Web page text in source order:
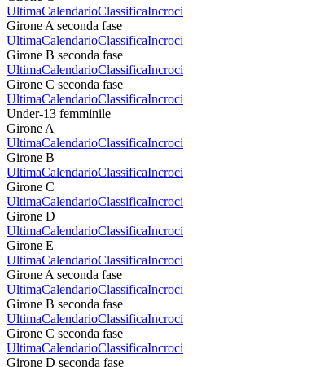
UltimaCalendarioClassificaIncroci
Girone A seconda fase
UltimaCalendarioClassificaIncroci
Girone B seconda fase
UltimaCalendarioClassificaIncroci
Girone C seconda fase
UltimaCalendarioClassificaIncroci
Under-13 femminile
Girone A
UltimaCalendarioClassificaIncroci
Girone B
UltimaCalendarioClassificaIncroci
Girone C
UltimaCalendarioClassificaIncroci
Girone D
UltimaCalendarioClassificaIncroci
Girone E
UltimaCalendarioClassificaIncroci
Girone A seconda fase
UltimaCalendarioClassificaIncroci
Girone B seconda fase
UltimaCalendarioClassificaIncroci
Girone C seconda fase
UltimaCalendarioClassificaIncroci
Girone D seconda fase